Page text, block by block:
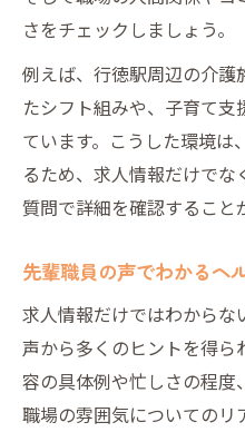
さをチェックしましょう。
例えば、行徳駅周辺の介護
たシフト組みや、子育て
ています。こうした環境は
るため、求人情報だけで
質問で詳細を確認すること
先輩職員の声でわかるヘ
求人情報だけではわから
声から多くのヒントを得ら
容の具体例や忙しさの程度
職場の雰囲気についてのリ